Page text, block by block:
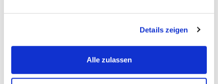
Details zeigen
Alle zulassen
Blick auf Fahrbibliotheken, über den Rückgang der